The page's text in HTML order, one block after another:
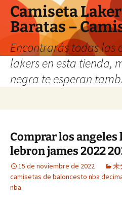
Camiseta
Baratas –
Encontrarás todas las
lakers en esta tienda,
negra te esperan
Comprar los
lebron james 2022
15 de noviembre de 2022 未
camisetas de baloncesto nba
nba